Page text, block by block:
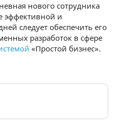
нового сотрудника
эффективной и
следует обеспечить его
разработок в сфере
«Простой бизнес».